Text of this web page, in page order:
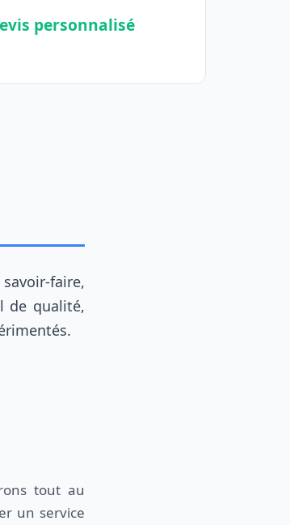
personnalisé
faire,
de qualité,
tout au
un service